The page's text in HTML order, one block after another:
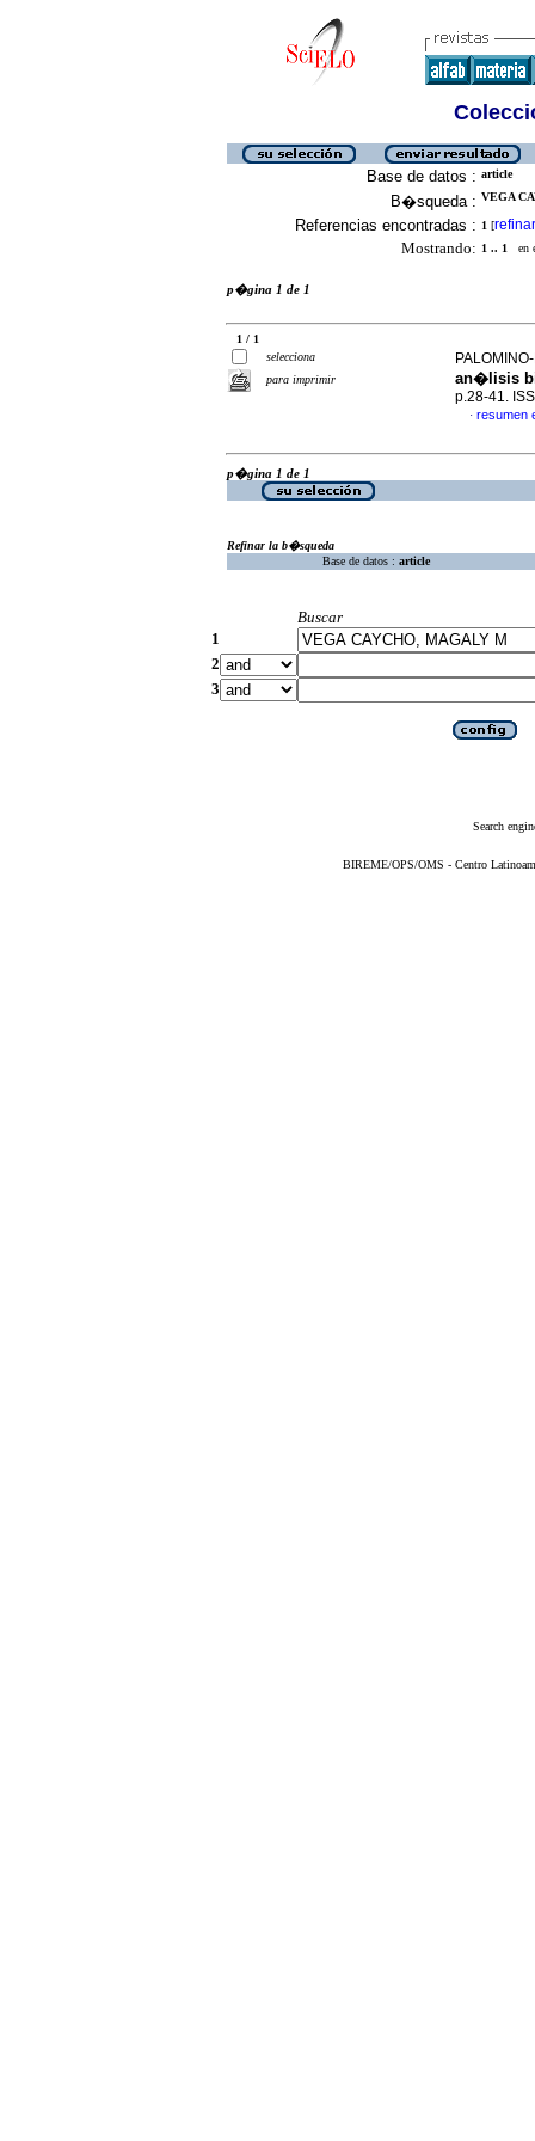
Base de datos : article
B�squeda : VEGA
Referencias encontradas : 1 [refinar
Mostrando: 1 .. 1 en
p�gina 1 de 1
1 / 1
selecciona
para imprimir
an�lisis
p.28-41.
· resumen
p�gina 1 de 1
Refinar la b�squeda
Base de datos : article
Buscar
1
2
3
Search
BIREME/OPS/OMS - Centro